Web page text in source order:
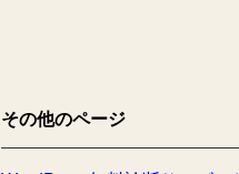
その他のページ